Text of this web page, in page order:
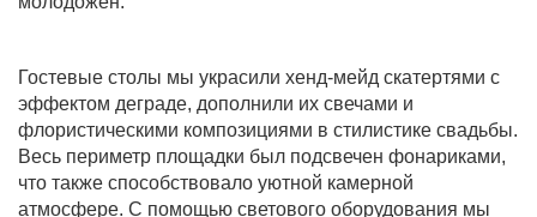
Гостевые столы мы украсили хенд-мейд скатертями с
эффектом деграде, дополнили их свечами и
флористическими композициями в стилистике свадьбы.
Весь периметр площадки был подсвечен фонариками,
что также способствовало уютной камерной
атмосфере. С помощью светового оборудования мы